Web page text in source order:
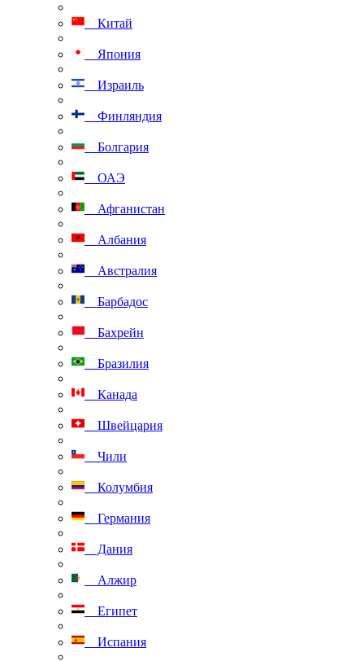
Китай
Япония
Израиль
Финляндия
Болгария
ОАЭ
Афганистан
Албания
Австралия
Барбадос
Бахрейн
Бразилия
Канада
Швейцария
Чили
Колумбия
Германия
Дания
Алжир
Египет
Испания